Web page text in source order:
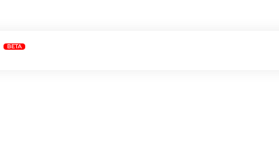
BETA